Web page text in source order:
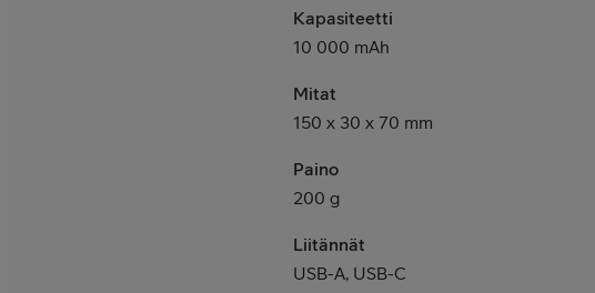
Kapasiteetti
10 000 mAh
Mitat
150 x 30 x 70 mm
Paino
200 g
Liitännät
USB-A, USB-C